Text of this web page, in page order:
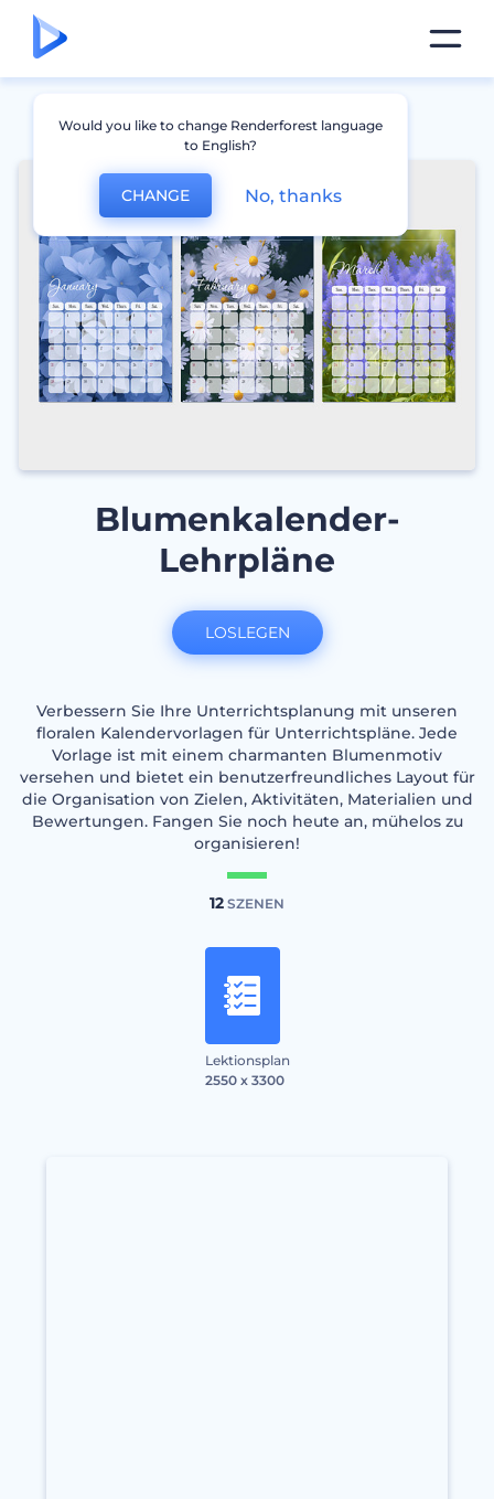
Blumenkalender-
Lehrpläne
Verbessern Sie Ihre Unterrichtsplanung mit unseren
floralen Kalendervorlagen für Unterrichtspläne. Jede
Vorlage ist mit einem charmanten Blumenmotiv
versehen und bietet ein benutzerfreundliches Layout für
die Organisation von Zielen, Aktivitäten, Materialien und
Bewertungen. Fangen Sie noch heute an, mühelos zu
organisieren!
12 SZENEN
Lektionsplan
2550 x 3300
LOSLEGEN
Would you like to change Renderforest language
to English?
CHANGE No, thanks